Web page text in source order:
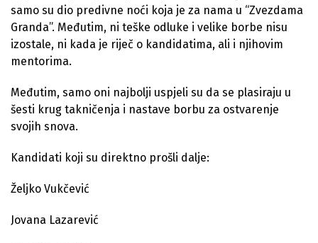
samo su dio predivne noći koja je za nama u “Zvezdama
Granda”. Međutim, ni teške odluke i velike borbe nisu
izostale, ni kada je riječ o kandidatima, ali i njihovim
mentorima.
Međutim, samo oni najbolji uspjeli su da se plasiraju u
šesti krug takničenja i nastave borbu za ostvarenje
svojih snova.
Kandidati koji su direktno prošli dalje:
Željko Vukčević
Jovana Lazarević